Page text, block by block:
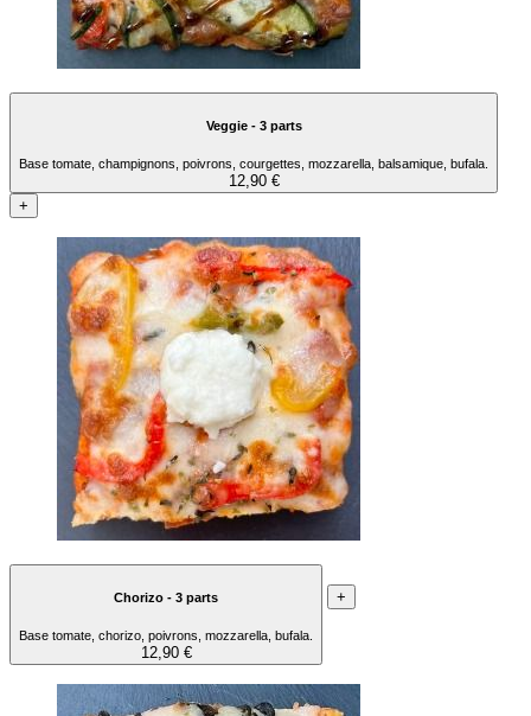
Veggie - 3 parts
Base tomate, champignons, poivrons, courgettes, mozzarella, balsamique, bufala.
12,90 €
+
Chorizo - 3 parts
Base tomate, chorizo, poivrons, mozzarella, bufala.
12,90 €
+